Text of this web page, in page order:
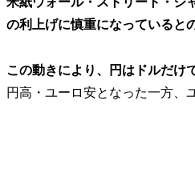
の利上げに慎重になっていると
この動きにより、円はドルだけ
円高・ユーロ安となった一方、